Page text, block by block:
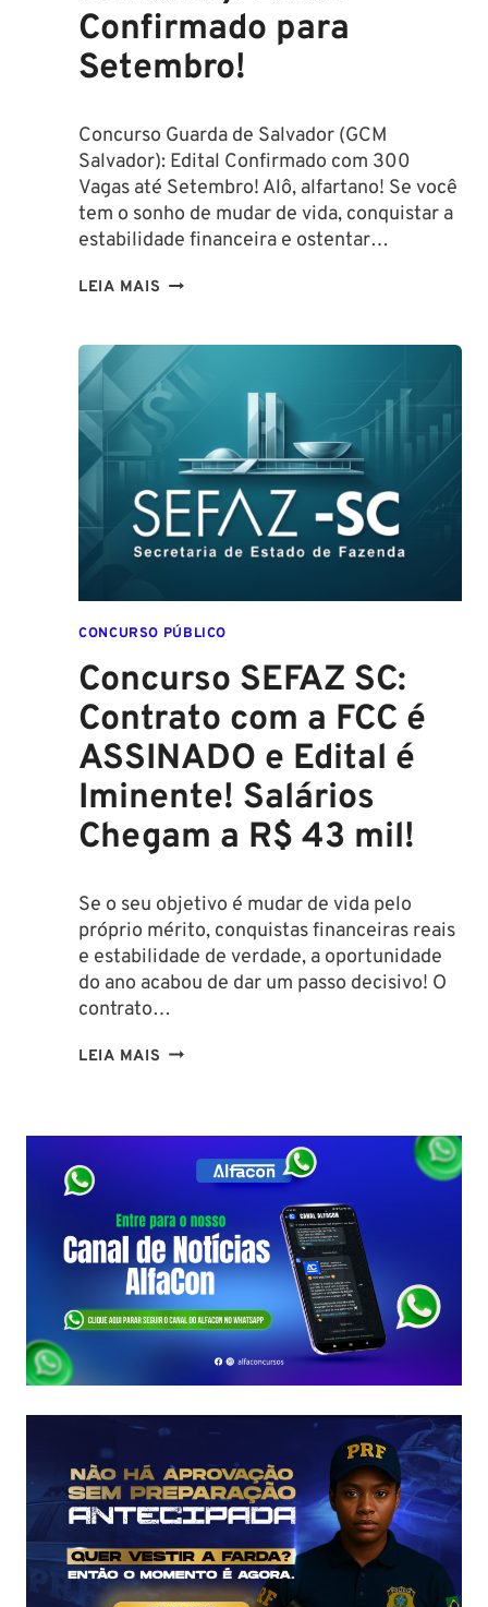
Confirmado para
Setembro!
Concurso Guarda de Salvador (GCM
Salvador): Edital Confirmado com 300
Vagas até Setembro! Alô, alfartano! Se você
tem o sonho de mudar de vida, conquistar a
estabilidade financeira e ostentar…
LEIA MAIS CONCURSO
SALVADOR
(GCM
SALVADOR):
CONFIRMADO
PARA
SETEMBRO!
CONCURSO PÚBLICO
Concurso SEFAZ SC:
Contrato com a FCC é
ASSINADO e Edital é
Iminente! Salários
Chegam a R$ 43 mil!
Se o seu objetivo é mudar de vida pelo
próprio mérito, conquistas financeiras reais
e estabilidade de verdade, a oportunidade
do ano acabou de dar um passo decisivo! O
contrato…
LEIA MAIS CONCURSO
CONTRATO
FCC
É
ASSINADO
E
EDITAL
É
IMINENTE!
CHEGAM
R$
43
MIL!